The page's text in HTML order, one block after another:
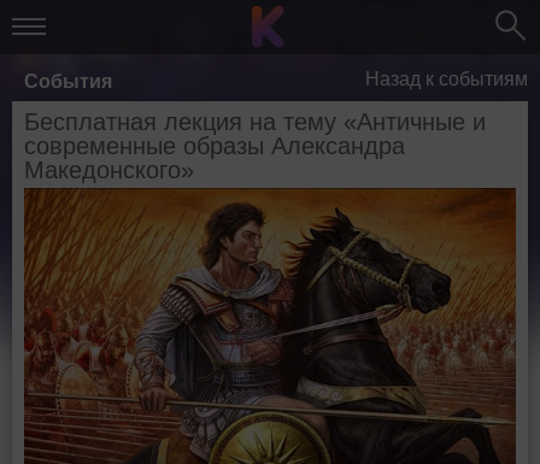
События Назад к событиям
Бесплатная лекция на тему «Античные и
современные образы Александра
Македонского»